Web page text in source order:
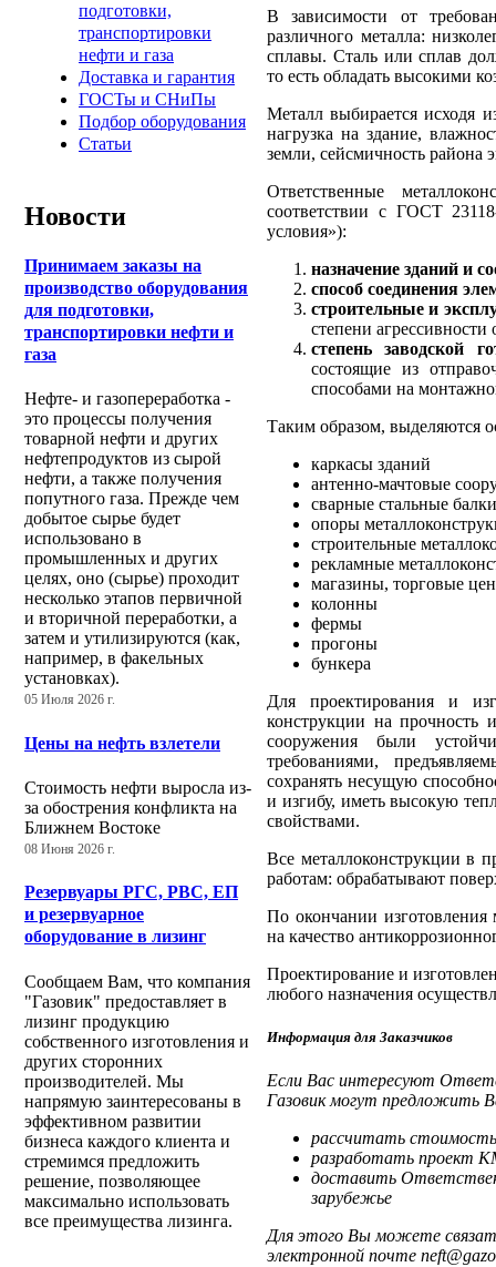
подготовки,
транспортировки
нефти и газа
Доставка и гарантия
ГОСТы и СНиПы
Подбор оборудования
Статьи
Новости
Принимаем заказы на
производство оборудования
для подготовки,
транспортировки нефти и
газа
Нефте- и газопереработка -
это процессы получения
товарной нефти и других
нефтепродуктов из сырой
нефти, а также получения
попутного газа. Прежде чем
добытое сырье будет
использовано в
промышленных и других
целях, оно (сырье) проходит
несколько этапов первичной
и вторичной переработки, а
затем и утилизируются (как,
например, в факельных
установках).
05 Июля 2026 г.
Цены на нефть взлетели
Стоимость нефти выросла из-
за обострения конфликта на
Ближнем Востоке
08 Июня 2026 г.
Резервуары РГС, РВС, ЕП
и резервуарное
оборудование в лизинг
Сообщаем Вам, что компания
"Газовик" предоставляет в
лизинг продукцию
собственного изготовления и
других сторонних
производителей. Мы
напрямую заинтересованы в
эффективном развитии
бизнеса каждого клиента и
стремимся предложить
решение, позволяющее
максимально использовать
все преимущества лизинга.
В зависимости от
различного металла:
сплавы. Сталь или сплав
то есть обладать высокими
Металл выбирается исходя
нагрузка на здание,
земли, сейсмичность района
Ответственные
соответствии с ГОСТ
условия»):
назначение зданий и
способ соединения
строительные и
степени
степень заводской
состоящие из
способами на
Таким образом, выделяются
каркасы зданий
антенно-мачтовые
сварные стальные балки
опоры
строительные
рекламные
магазины, торговые
колонны
фермы
прогоны
бункера
Для проектирования и
конструкции на прочность
сооружения были
требованиями,
сохранять несущую
и изгибу, иметь высокую
свойствами.
Все металлоконструкции в
работам: обрабатывают
По окончании
на качество
Проектирование и
любого назначения
Информация для Заказчиков
Если Вас интересуют
Газовик могут предложить
рассчитать
разработать проект
доставить
зарубежье
Для этого Вы можете
электронной почте